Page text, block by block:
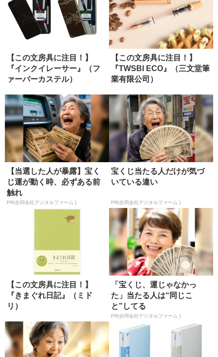
【この文房具に注目！】
『インクイレーサー』（フ
ァーバーカステル）
【この文房具に注目！】
『TWSBI ECO』（三文堂筆
業有限公司）
【当選した人が暴露】宝く
じ運が動く時、必ずある前
触れ
PR(合同会社デジタルファーム )
宝くじ当たる人だけが気づ
いている違い
PR(合同会社デジタルファーム )
【この文房具に注目！】
『きまぐれ日記』（ミド
リ）
「宝くじ、運じゃなかっ
た」当たる人は“同じこ
と”してる
PR(合同会社デジタルファーム )